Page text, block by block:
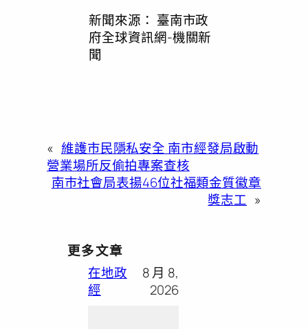
新聞來源： 臺南市政
府全球資訊網-機關新
聞
« 維護市民隱私安全 南市經發局啟動
營業場所反偷拍專案查核
南巿社會局表揚46位社福類金質徽章
獎志工 »
更多文章
在地政
經
8 月 8,
2026